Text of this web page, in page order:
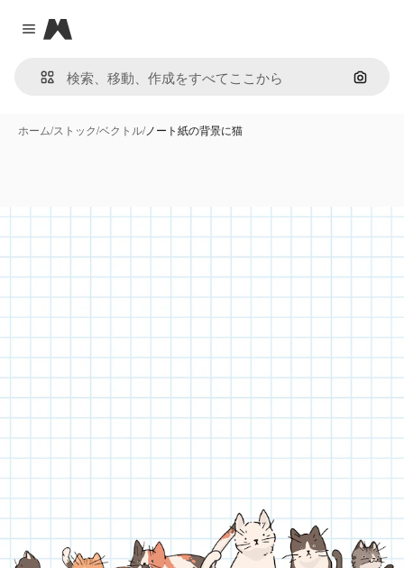
Close menu
Magnific
画像で
ホーム/ストック/ベクトル/ノート紙の背景に猫